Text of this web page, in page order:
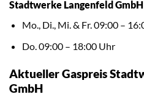
Stadtwerke Langenfeld
Mo., Di., Mi. & Fr. 09:00 –
Do. 09:00 – 18:00 Uhr
Aktueller Gaspreis
GmbH